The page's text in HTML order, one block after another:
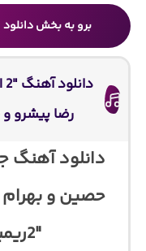
برو به بخش دانلود
رضا پیشرو
دانلود آهنگ
2″ریمیکس رپی گنگ”